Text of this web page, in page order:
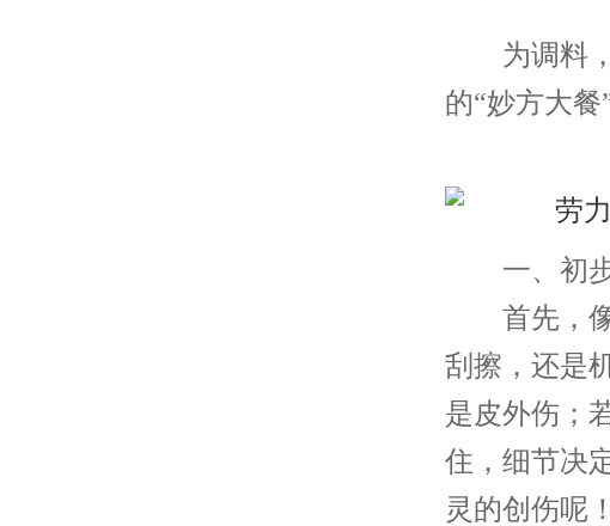
为调料，
的“妙方大餐”
一、初步
首先，像
刮擦，还是
是皮外伤；
住，细节决
灵的创伤呢！